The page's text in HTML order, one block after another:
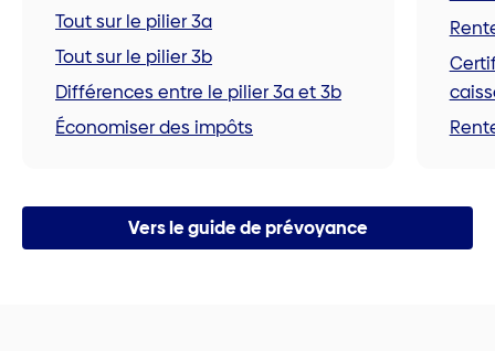
Tout sur le pilier 3a
Tout sur le pilier 3b
Différences entre le pilier 3a et 3b
Économiser des impôts
Vers le guide de prévoyance